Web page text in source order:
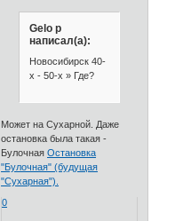
Gelo p
написал(а):
Новосибирск 40-
х - 50-х » Где?
Может на Сухарной. Даже
остановка была такая -
БулочнаяОстановка
"Булочная" (будущая
"Сухарная").
0